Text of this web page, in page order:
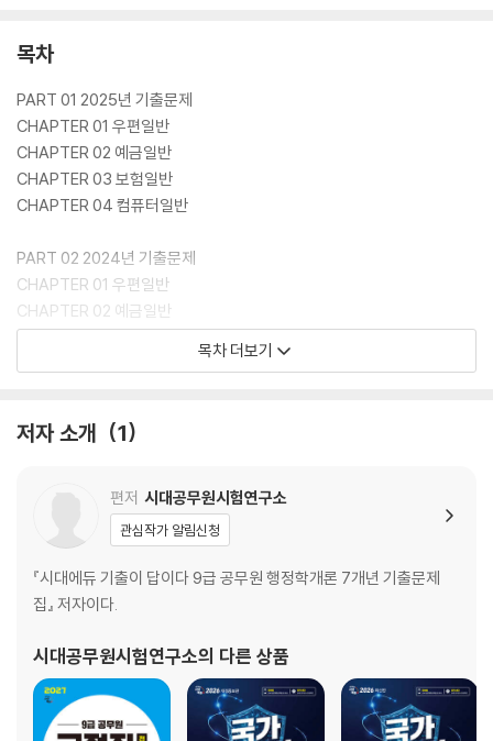
니다.
[시대플러스] https://www.sdedu.co.kr/sidaeplus→공무원→계리
직
05 유료 강의 제공
전문가의 도움이 필요한 분들을 위해 최신 출제 경향에 맞춘 유료 강의를
제공하니 시대에듀 홈페이지에서 확인 바랍니다.
[시대에듀] https://www.sdedu.co.kr
목차
PART 01 2025년 기출문제
CHAPTER 01 우편일반
CHAPTER 02 예금일반
CHAPTER 03 보험일반
CHAPTER 04 컴퓨터일반
PART 02 2024년 기출문제
CHAPTER 01 우편일반
CHAPTER 02 예금일반
CHAPTER 03 보험일반
CHAPTER 01 우편상식
CHAPTER 03 컴퓨터일반
PART 04 2022년 기출문제
CHAPTER 01 우편상식
CHAPTER 02 금융상식
PART 05 2021년 기출문제
CHAPTER 01 우편 및 금융상식
CHAPTER 02 컴퓨터일반
목차 더보기
저자 소개 1
편저 시대공무원시험연구소
관심작가 알림신청
『시대에듀 기출이 답이다 9급 공무원 행정학개론 7개년 기출문제
집』 저자이다.
시대공무원시험연구소의 다른 상품